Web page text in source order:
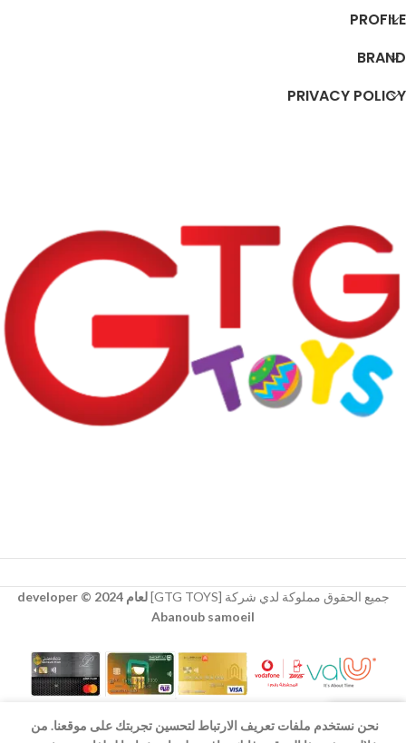
PROFILE
BRAND
PRIVACY POLICY
جميع الحقوق مملوكة لدي شركة [GTG TOYS]
لعام 2024 © developer
Abanoub samoeil
نحن نستخدم ملفات تعريف الارتباط لتحسين تجربتك على موقعنا. من